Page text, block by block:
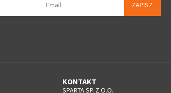
ZAPISZ
KONTAKT
SPARTA SP. Z O.O.